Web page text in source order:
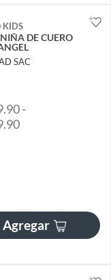
KIDS
DE CUERO
SAC
-
Agregar